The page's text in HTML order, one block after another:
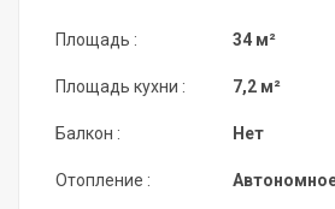
Площадь :
Площадь кухни :
Балкон :
Отопление :
34 м²
7,2 м²
Нет